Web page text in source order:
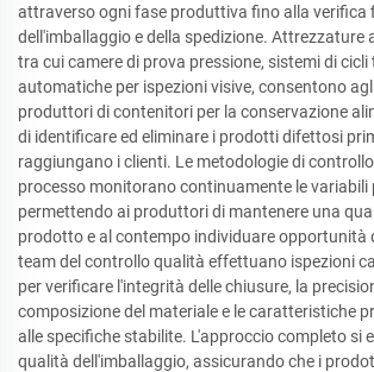
attraverso ogni fase produttiva fino alla verifica
dell'imballaggio e della spedizione. Attrezzature
tra cui camere di prova pressione, sistemi di
automatiche per ispezioni visive, consentono
produttori di contenitori per la conservazione
di identificare ed eliminare i prodotti difettosi
raggiungano i clienti. Le metodologie di
processo monitorano continuamente le variabili
permettendo ai produttori di mantenere una
prodotto e al contempo individuare opportunità
team del controllo qualità effettuano ispezioni
per verificare l'integrità delle chiusure, la
composizione del materiale e le caratteristiche
alle specifiche stabilite. L'approccio completo si
qualità dell'imballaggio, assicurando che i